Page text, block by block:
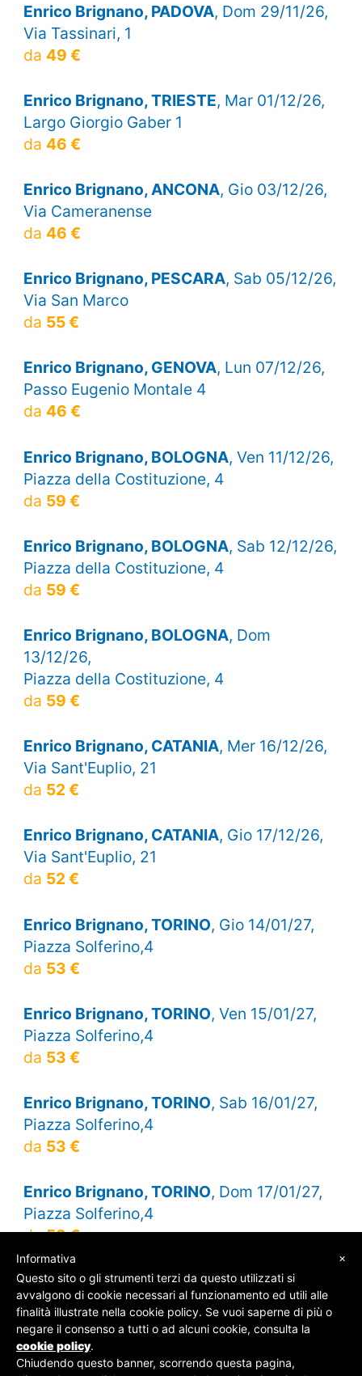
Enrico Brignano, PADOVA, Dom 29/11/26,
Via Tassinari, 1
da 49 €
Enrico Brignano, TRIESTE, Mar 01/12/26,
Largo Giorgio Gaber 1
da 46 €
Enrico Brignano, ANCONA, Gio 03/12/26,
Via Cameranense
da 46 €
Enrico Brignano, PESCARA, Sab 05/12/26,
Via San Marco
da 55 €
Enrico Brignano, GENOVA, Lun 07/12/26,
Passo Eugenio Montale 4
da 46 €
Enrico Brignano, BOLOGNA, Ven 11/12/26,
Piazza della Costituzione, 4
da 59 €
Enrico Brignano, BOLOGNA, Sab 12/12/26,
Piazza della Costituzione, 4
da 59 €
Enrico Brignano, BOLOGNA, Dom
13/12/26,
Piazza della Costituzione, 4
da 59 €
Enrico Brignano, CATANIA, Mer 16/12/26,
Via Sant'Euplio, 21
da 52 €
Enrico Brignano, CATANIA, Gio 17/12/26,
Via Sant'Euplio, 21
da 52 €
Enrico Brignano, TORINO, Gio 14/01/27,
Piazza Solferino,4
da 53 €
Enrico Brignano, TORINO, Ven 15/01/27,
Piazza Solferino,4
da 53 €
Enrico Brignano, TORINO, Sab 16/01/27,
Piazza Solferino,4
da 53 €
Enrico Brignano, TORINO, Dom 17/01/27,
Piazza Solferino,4
da53 €
© SOS Biglietti - P.Iva 09162100961 -Chi Siamo
Contatti-Privacy Policy
×
Informativa
Questo sito o gli strumenti terzi da questo utilizzati si
avvalgono di cookie necessari al funzionamento ed utili alle
finalità illustrate nella cookie policy. Se vuoi saperne di più o
negare il consenso a tutti o ad alcuni cookie, consulta la
cookie policy.
Chiudendo questo banner, scorrendo questa pagina,